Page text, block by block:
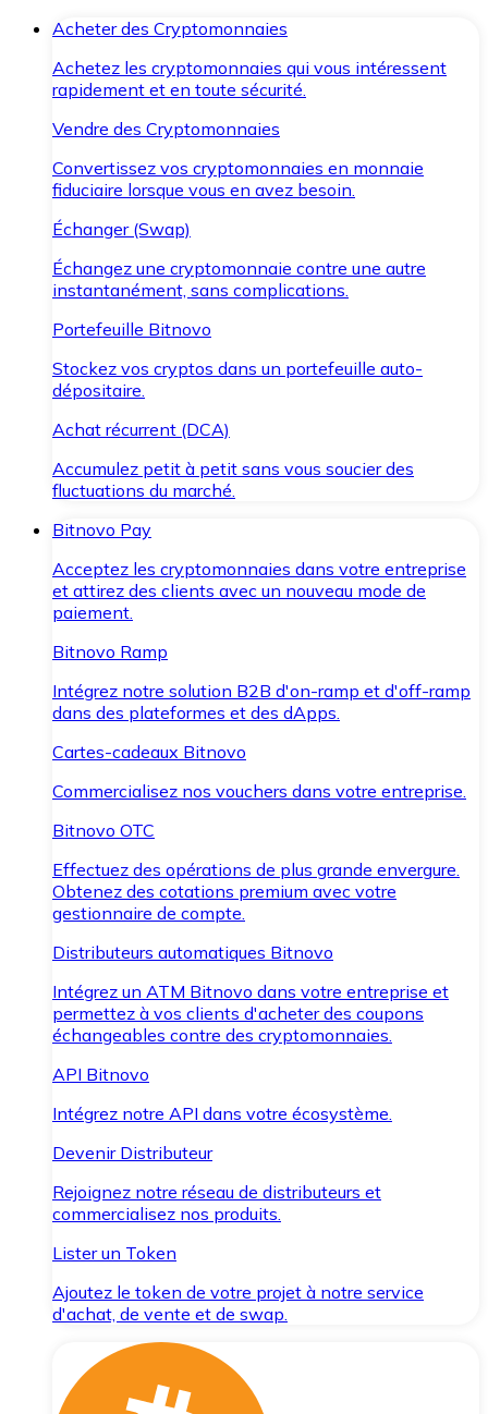
Acheter des Cryptomonnaies
Achetez les cryptomonnaies qui vous intéressent
rapidement et en toute sécurité.
Vendre des Cryptomonnaies
Convertissez vos cryptomonnaies en monnaie
fiduciaire lorsque vous en avez besoin.
Échanger (Swap)
Échangez une cryptomonnaie contre une autre
instantanément, sans complications.
Portefeuille Bitnovo
Stockez vos cryptos dans un portefeuille auto-
dépositaire.
Achat récurrent (DCA)
Accumulez petit à petit sans vous soucier des
fluctuations du marché.
Bitnovo Pay
Acceptez les cryptomonnaies dans votre entreprise
et attirez des clients avec un nouveau mode de
paiement.
Bitnovo Ramp
Intégrez notre solution B2B d'on-ramp et d'off-ramp
dans des plateformes et des dApps.
Cartes-cadeaux Bitnovo
Commercialisez nos vouchers dans votre entreprise.
Bitnovo OTC
Effectuez des opérations de plus grande envergure.
Obtenez des cotations premium avec votre
gestionnaire de compte.
Distributeurs automatiques Bitnovo
Intégrez un ATM Bitnovo dans votre entreprise et
permettez à vos clients d'acheter des coupons
échangeables contre des cryptomonnaies.
API Bitnovo
Intégrez notre API dans votre écosystème.
Devenir Distributeur
Rejoignez notre réseau de distributeurs et
commercialisez nos produits.
Lister un Token
Ajoutez le token de votre projet à notre service
d'achat, de vente et de swap.